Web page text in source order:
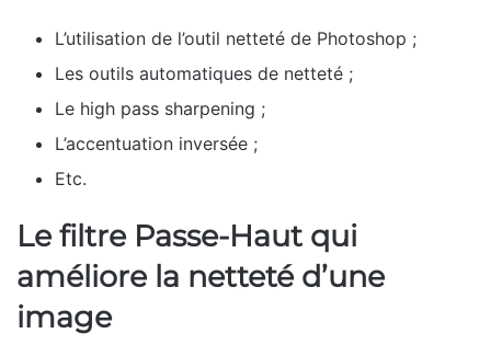
L’utilisation de l’outil netteté de Photoshop ;
Les outils automatiques de netteté ;
Le high pass sharpening ;
L’accentuation inversée ;
Etc.
Le filtre Passe-Haut qui
améliore la netteté d’une
image